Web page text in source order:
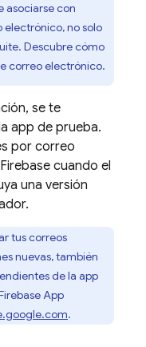
asociarse con
no solo
Descubre cómo
correo electrónico.
se te
app de prueba.
por correo
cuando el
una versión
tus correos
nuevas, también
de la app
App
.